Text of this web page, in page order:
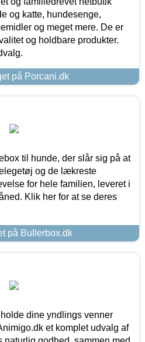
og katte, hundesenge,
og meget mere. De er
og holdbare produkter.
på Porcani.dk
til hunde, der slår sig på at
og de lækreste
for hele familien, leveret i
Klik her for at se deres
på Bullerbox.dk
dine yndlings venner
et komplet udvalg af